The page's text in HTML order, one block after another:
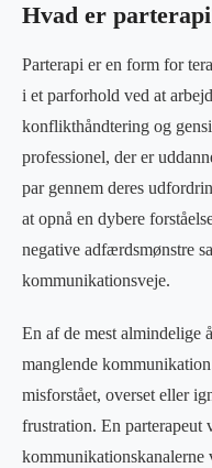
Hvad er
Parterapi er en form for
i et parforhold ved at
konflikthåndtering og
professionel, der er
par gennem deres
at opnå en dybere
negative adfærdsmønstre
kommunikationsveje.
En af de mest almindelige
manglende
misforstået, overset eller
frustration. En parterapeut
kommunikationskanalerne